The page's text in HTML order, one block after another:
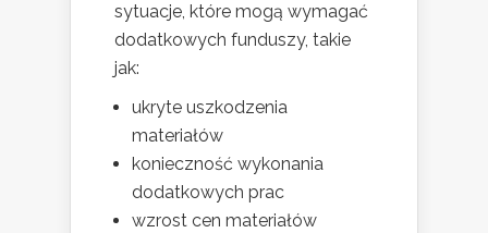
sytuacje, które mogą wymagać
dodatkowych funduszy, takie
jak:
ukryte uszkodzenia
materiałów
konieczność wykonania
dodatkowych prac
wzrost cen materiałów